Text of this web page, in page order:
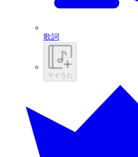
歌詞
マイうた